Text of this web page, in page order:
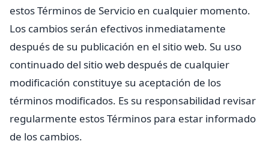
estos Términos de Servicio en cualquier momento.
Los cambios serán efectivos inmediatamente
después de su publicación en el sitio web. Su uso
continuado del sitio web después de cualquier
modificación constituye su aceptación de los
términos modificados. Es su responsabilidad revisar
regularmente estos Términos para estar informado
de los cambios.